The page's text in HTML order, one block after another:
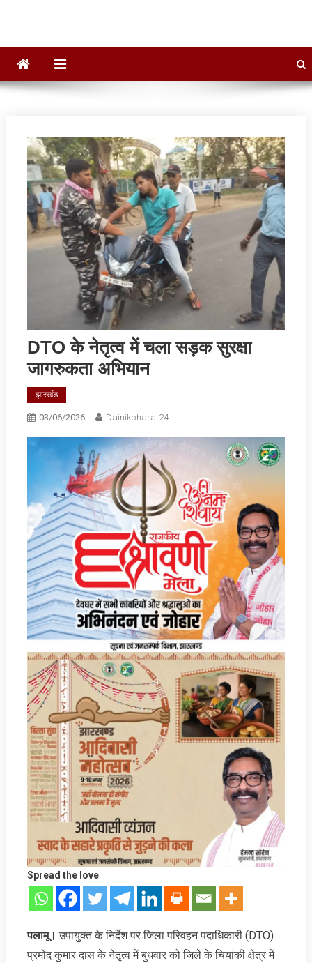
DTO के नेतृत्व में चला सड़क सुरक्षा
जागरुकता अभियान
झारखंड
03/06/2026 Dainikbharat24
Spread the love
पलामू। उपायुक्त के निर्देश पर जिला परिवहन पदाधिकारी (DTO)
प्रमोद कुमार दास के नेतृत्व में बुधवार को जिले के चियांकी क्षेत्र में